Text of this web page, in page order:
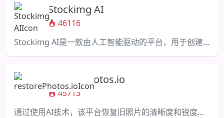
Stockimg AI
46116
Stockimg AI是一款由人工智能驱动的平台，用于创建logo、书籍封面和海报。
restorePhotos.io
45713
通过使用AI技术，该平台恢复旧照片的清晰度和锐度，使记忆永存。